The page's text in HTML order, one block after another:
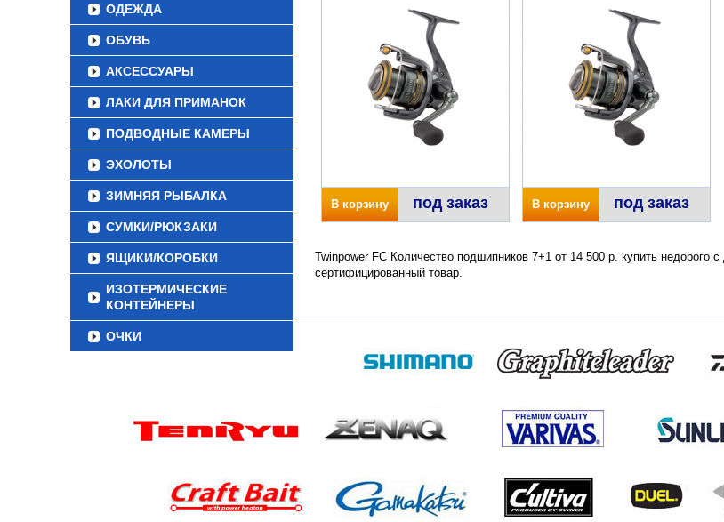
ОДЕЖДА
ОБУВЬ
АКСЕССУАРЫ
ЛАКИ ДЛЯ ПРИМАНОК
ПОДВОДНЫЕ КАМЕРЫ
ЭХОЛОТЫ
ЗИМНЯЯ РЫБАЛКА
СУМКИ/РЮКЗАКИ
ЯЩИКИ/КОРОБКИ
ИЗОТЕРМИЧЕСКИЕ
КОНТЕЙНЕРЫ
ОЧКИ
В корзину под заказ В корзину под заказ
Twinpower FC Количество подшипников 7+1 от 14 500 р. купить недорого
сертифицированный товар.